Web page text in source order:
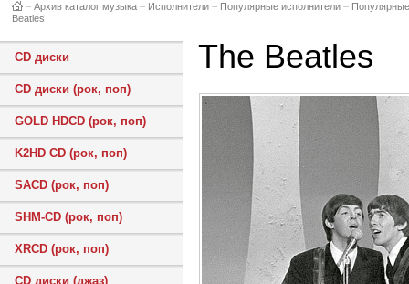
– Архив каталог музыка – Исполнители – Популярные исполнители –
Beatles
CD диски
CD диски (рок, поп)
GOLD HDCD (рок, поп)
K2HD CD (рок, поп)
SACD (рок, поп)
SHM-CD (рок, поп)
XRCD (рок, поп)
CD диски (джаз)
The Beatles